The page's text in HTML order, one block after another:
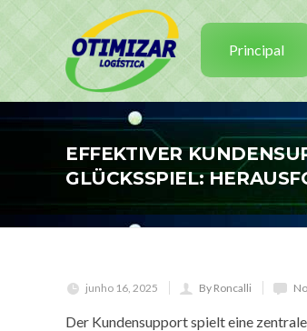
Principal
EFFEKTIVER
GLÜCKSSPIEL:
junho 16, 2025 By Roncalli
Der Kundensupport spielt eine